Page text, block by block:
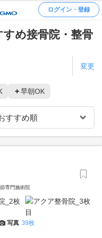
ログイン・登録
め接骨院・整骨
変更
早朝OK
専門施術院
写真 39枚